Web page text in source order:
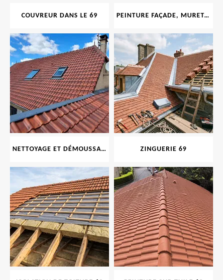
COUVREUR DANS LE 69 PEINTURE FAÇADE, MURET, TOITURE, BOISERIE, FERRONERIE, GOUTTIÈRE 69
NETTOYAGE ET DÉMOUSSAGE DE TOITURE ET FAÇADE 69 ZINGUERIE 69